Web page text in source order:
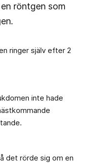
röntgen som
ringer själv efter 2
inte hade
det rörde sig om en